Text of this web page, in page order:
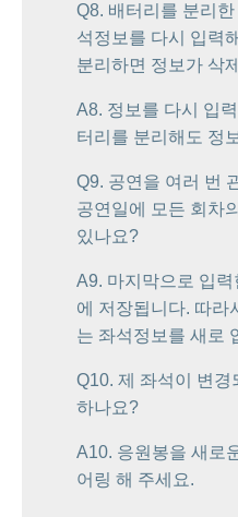
Q8. 배터리를 분리
석정보를 다시 입력
분리하면 정보가 삭
A8. 정보를 다시 입
터리를 분리해도 정
Q9. 공연을 여러 번
공연일에 모든 회차
있나요?
A9. 마지막으로 입
에 저장됩니다. 따라
는 좌석정보를 새로
Q10. 제 좌석이 변
하나요?
A10. 응원봉을 새로
어링 해 주세요.